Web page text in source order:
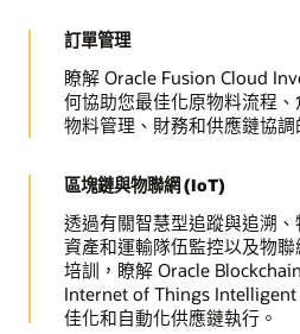
訂單管理
瞭解 Oracle Fusion Cloud
何協助您最佳化原物料流程
物料管理、財務和供應鏈協調
區塊鏈與物聯網 (IoT)
透過有關智慧型追蹤與追溯
資產和運輸隊伍監控以及物
培訓，瞭解 Oracle
Internet of Things
佳化和自動化供應鏈執行。